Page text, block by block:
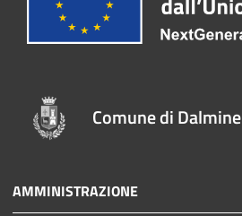
Comune di Dalmine
AMMINISTRAZIONE